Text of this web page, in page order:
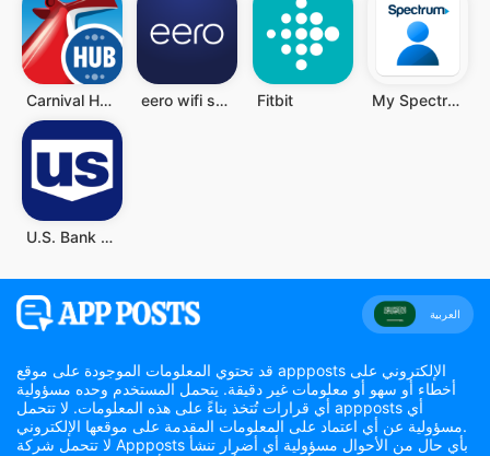
Carnival HUB eero wifi system Fitbit My Spectrum
U.S. Bank Mobile Banking
العربية
قد تحتوي المعلومات الموجودة على موقع appposts الإلكتروني على
أخطاء أو سهو أو معلومات غير دقيقة. يتحمل المستخدم وحده مسؤولية
أي قرارات تُتخذ بناءً على هذه المعلومات. لا تتحمل appposts أي
مسؤولية عن أي اعتماد على المعلومات المقدمة على موقعها الإلكتروني.
لا تتحمل شركة Appposts بأي حال من الأحوال مسؤولية أي أضرار تنشأ